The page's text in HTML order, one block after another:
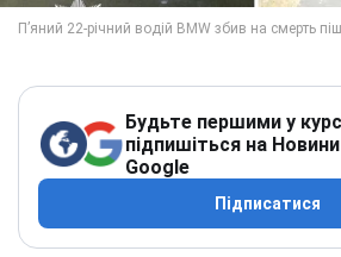
Будьте першими у
підпишіться на
Google
Підписатися